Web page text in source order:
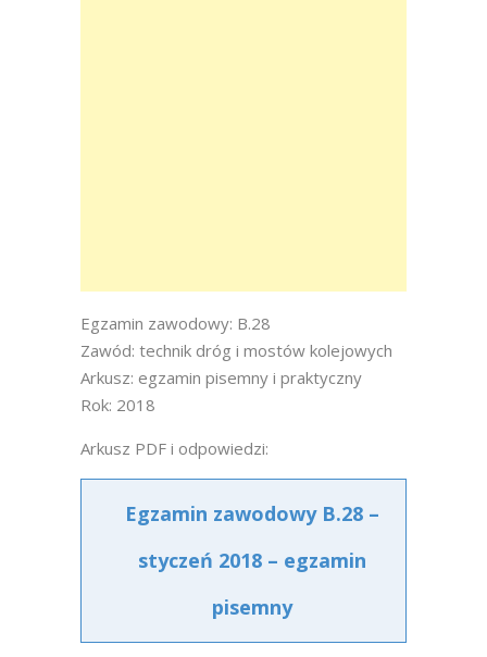
Egzamin zawodowy: B.28
Zawód: technik dróg i mostów kolejowych
Arkusz: egzamin pisemny i praktyczny
Rok: 2018
Arkusz PDF i odpowiedzi:
Egzamin zawodowy B.28 –
styczeń 2018 – egzamin
pisemny